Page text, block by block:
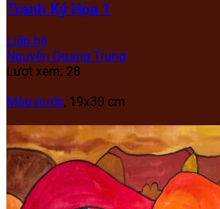
Tranh Ký Họa 1
Liên hệ
Nguyễn Quang Trung
Lượt xem: 28
Màu nước, 19x30 cm